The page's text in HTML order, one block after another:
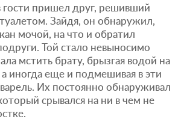
пришел друг, решивший
туалетом. Зайдя, он обнаружил,
мочой, на что и обратил
Той стало невыносимо
мстить брату, брызгая водой на
а иногда еще и подмешивая в эти
Их постоянно обнаруживал
срывался на ни в чем не